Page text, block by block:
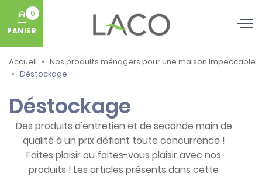
0
PANIER
Accueil
Nos produits ménagers pour une maison impeccable
Déstockage
Déstockage
Des produits d'entretien et de seconde main de
qualité à un prix défiant toute concurrence !
Faites plaisir ou faites-vous plaisir avec nos
produits ! Les articles présents dans cette